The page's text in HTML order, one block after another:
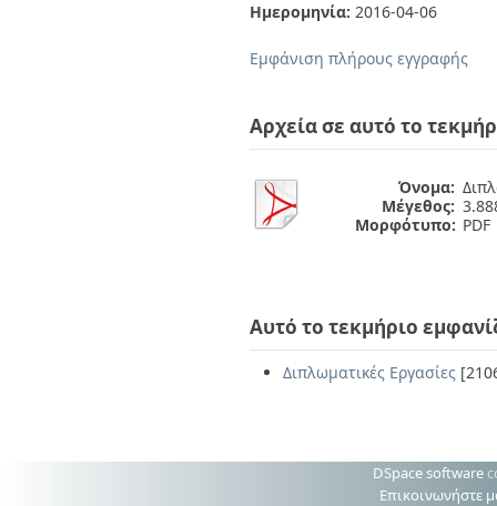
Ημερομηνία: 2016-04-06
Εμφάνιση πλήρους εγγραφής
Αρχεία σε αυτό το
Όνομα:
Μέγεθος:
Μορφότυπο: PDF
Αυτό το τεκμήριο
Διπλωματικές Εργασίες
DSpace software
Επικοινωνήστε